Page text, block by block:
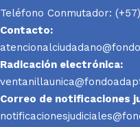
Teléfono Conmutador:
Contacto:
Radicación electrónica:
Correo de notificaciones